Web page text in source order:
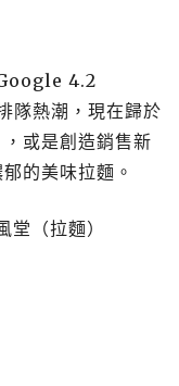
4.2
隊熱潮，現在歸於
或是創造銷售新
的美味拉麵。